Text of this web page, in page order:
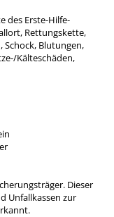
des Erste-Hilfe-
Rettungskette,
Schock, Blutungen,
Kälteschäden,
Dieser
Unfallkassen zur